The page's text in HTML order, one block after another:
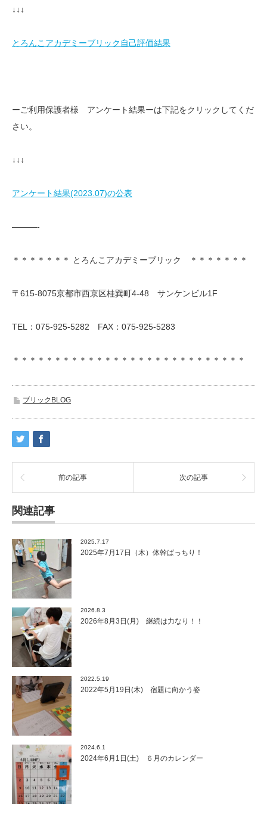
↓↓↓
とろんこアカデミーブリック自己評価結果
ーご利用保護者様 アンケート結果ーは下記をクリックしてくだ
さい。
↓↓↓
アンケート結果(2023.07)の公表
———-
＊＊＊＊＊＊＊ とろんこアカデミーブリック ＊＊＊＊＊＊＊
〒615-8075京都市西京区桂巽町4-48 サンケンビル1F
TEL：075-925-5282 FAX：075-925-5283
＊＊＊＊＊＊＊＊＊＊＊＊＊＊＊＊＊＊＊＊＊＊＊＊＊＊＊＊
ブリックBLOG
前の記事 次の記事
関連記事
2025.7.17
2025年7月17日（木）体幹ばっちり！
2026.8.3
2026年8月3日(月) 継続は力なり！！
2022.5.19
2022年5月19日(木) 宿題に向かう姿
2024.6.1
2024年6月1日(土) ６月のカレンダー